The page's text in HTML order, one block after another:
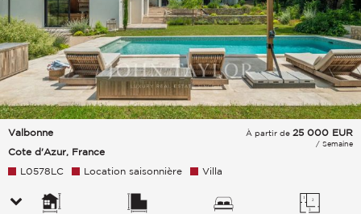
Valbonne
Cote d'Azur, France
À partir de 25 000 EUR
/ Semaine
L0578LC Location saisonnière Villa